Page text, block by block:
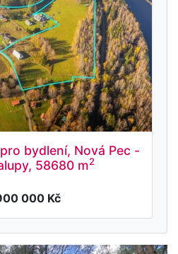
bydlení, Nová Pec -
58680 m2
000 Kč